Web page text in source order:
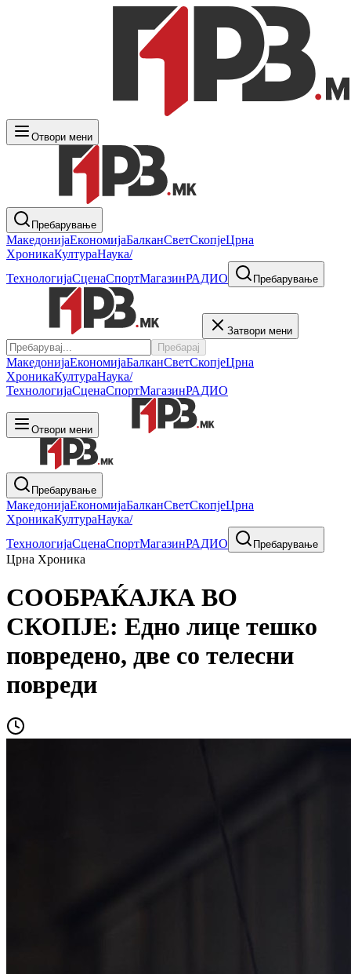
Отвори мени
Пребарување
МакедонијаЕкономијаБалканСветСкопјеЦрна
ХроникаКултураНаука/
ТехнологијаСценаСпортМагазинРАДИО Пребарување
Затвори мени
Пребарај
МакедонијаЕкономијаБалканСветСкопјеЦрна
ХроникаКултураНаука/
ТехнологијаСценаСпортМагазинРАДИО
Отвори мени
Пребарување
МакедонијаЕкономијаБалканСветСкопјеЦрна
ХроникаКултураНаука/
ТехнологијаСценаСпортМагазинРАДИО Пребарување
Црна Хроника
СООБРАЌАЈКА ВО
СКОПЈЕ: Едно лице тешко
повредено, две со телесни
повреди